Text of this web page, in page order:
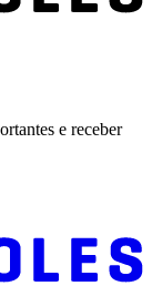
e receber